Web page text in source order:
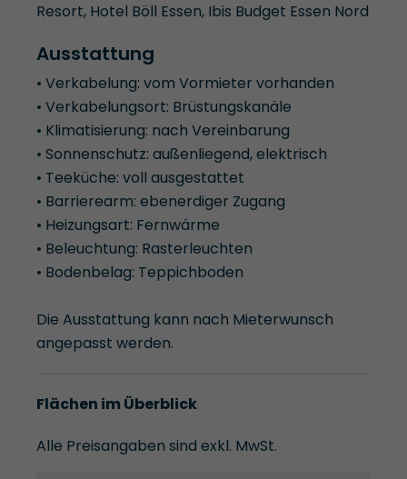
Resort, Hotel Böll Essen, Ibis Budget Essen Nord
Ausstattung
• Verkabelung: vom Vormieter vorhanden
• Verkabelungsort: Brüstungskanäle
• Klimatisierung: nach Vereinbarung
• Sonnenschutz: außenliegend, elektrisch
• Teeküche: voll ausgestattet
• Barrierearm: ebenerdiger Zugang
• Heizungsart: Fernwärme
• Beleuchtung: Rasterleuchten
• Bodenbelag: Teppichboden
Die Ausstattung kann nach Mieterwunsch
angepasst werden.
Flächen im Überblick
Alle Preisangaben sind exkl. MwSt.